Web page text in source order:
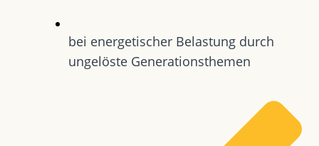
bei energetischer Belastung durch
ungelöste Generationsthemen